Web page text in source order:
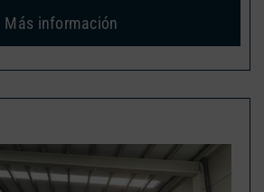
Más información